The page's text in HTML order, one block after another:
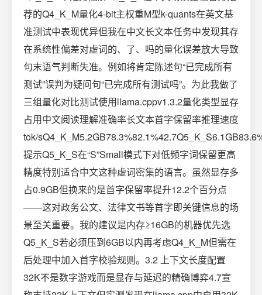
荐的Q4_K_M量化4-bit主权重M型k-quants在英文基
准测试中表现优异但我在中文长文本任务中发现其存
在系统性偏差对虚词的、了、吗的量化误差放大导致
句末语气判断失准。例如将肯定陈述句“已完成所有
测试”误判为疑问句“已完成所有测试吗”。为此我做了
三组量化对比测试使用llama.cppv1.3.2量化类型显存
占用中文阅读理解准确率长文本首字保留率推理速度
tok/
提示Q5_K_S在“S”Small模式下对低频字词保留更高
精度特别适合中文这种虚词密集的语言。虽然显存多
占0.9GB但换来的是首字保留率提升12.2个百分点
——这对政务公文、法律文书等首字即关键信息的场
景至关重要。我的建议是内存≥16GB的机器优先选
Q5_K_S若必须压到6GB以内再考虑Q4_K_M但需在
后处理中加入首字校验规则。3.2 上下文长度配置
32K不是数字游戏而是显存与延迟的精确博弈4.7宣